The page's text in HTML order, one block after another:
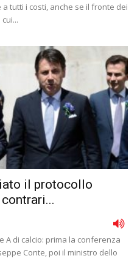
tutti i costi, anche se il fronte dei
il protocollo
A di calcio: prima la conferenza
Conte, poi il ministro dello